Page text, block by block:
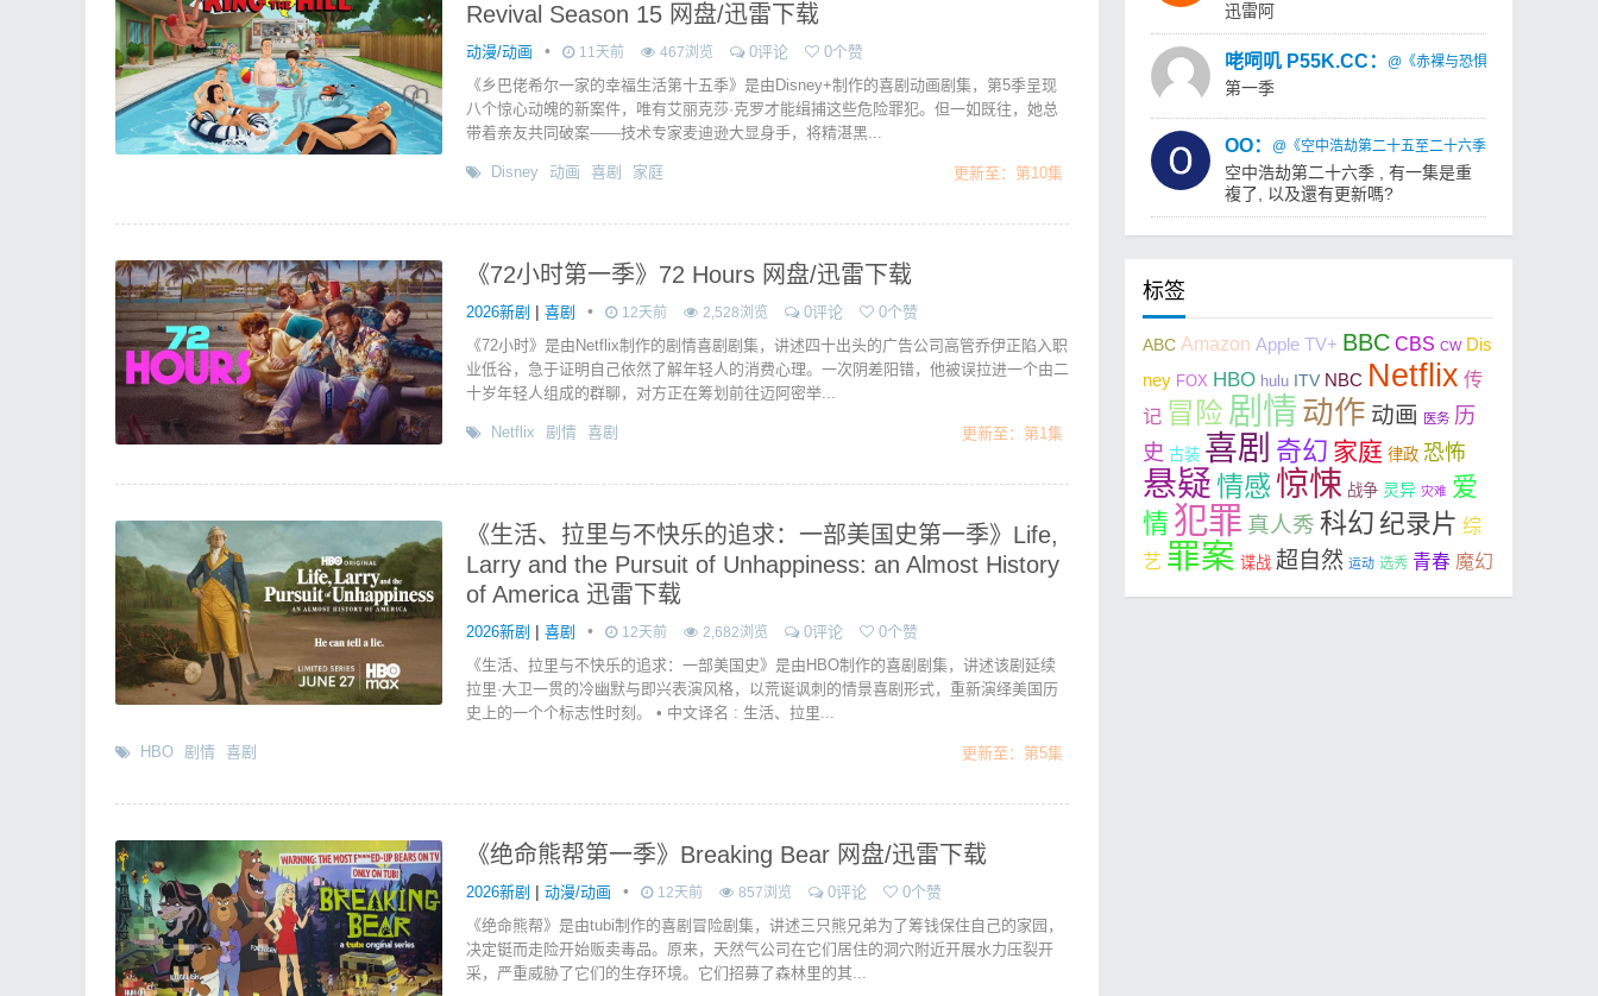
Revival Season 15 网盘/迅雷下载
动漫/动画 • 11天前 467浏览 0评论
0个赞
《乡巴佬希尔一家的幸福生活第十五季》是由Disney+制作的喜剧动画剧集，第5季呈现
八个惊心动魄的新案件，唯有艾丽克莎·克罗才能缉捕这些危险罪犯。但一如既往，她总
带着亲友共同破案——技术专家麦迪逊大显身手，将精湛黑...
Disney 动画 喜剧 家庭 更新至：第10集
《72小时第一季》72 Hours 网盘/迅雷下载
2026新剧 | 喜剧 • 12天前 2,528浏览 0评论
0个赞
《72小时》是由Netflix制作的剧情喜剧剧集，讲述四十出头的广告公司高管乔伊正陷入职
业低谷，急于证明自己依然了解年轻人的消费心理。一次阴差阳错，他被误拉进一个由二
十岁年轻人组成的群聊，对方正在筹划前往迈阿密举...
Netflix 剧情 喜剧 更新至：第1集
《生活、拉里与不快乐的追求：一部美国史第一季》Life,
Larry and the Pursuit of Unhappiness: an Almost History
of America 迅雷下载
2026新剧 | 喜剧 • 12天前 2,682浏览 0评论
0个赞
《生活、拉里与不快乐的追求：一部美国史》是由HBO制作的喜剧剧集，讲述该剧延续
拉里·大卫一贯的冷幽默与即兴表演风格，以荒诞讽刺的情景喜剧形式，重新演绎美国历
史上的一个个标志性时刻。 • 中文译名 : 生活、拉里...
HBO 剧情 喜剧 更新至：第5集
《绝命熊帮第一季》Breaking Bear 网盘/迅雷下载
2026新剧 | 动漫/动画 • 12天前 857浏览 0评论
0个赞
《绝命熊帮》是由tubi制作的喜剧冒险剧集，讲述三只熊兄弟为了筹钱保住自己的家园，
决定铤而走险开始贩卖毒品。原来，天然气公司在它们居住的洞穴附近开展水力压裂开
采，严重威胁了它们的生存环境。它们招募了森林里的其...
迅雷阿
咾呞叽 P55K.CC： @《赤裸与恐惧：荒岛求生第一
第一季
OO： @《空中浩劫第二十五至二十六季》Air Crash
空中浩劫第二十六季 , 有一集是重
複了, 以及還有更新嗎?
标签
ABC Amazon Apple TV+ BBC CBS CW Dis
ney FOX HBO hulu ITV NBC Netflix 传
记 冒险 剧情 动作 动画 医务 历
史 古装 喜剧 奇幻 家庭 律政 恐怖
悬疑情感惊悚 战争 灵异 灾难 爱
情 犯罪 真人秀 科幻 纪录片 综
艺 罪案 谍战 超自然 运动 选秀 青春 魔幻